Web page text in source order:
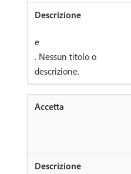
e
. Nessun titolo o
descrizione.